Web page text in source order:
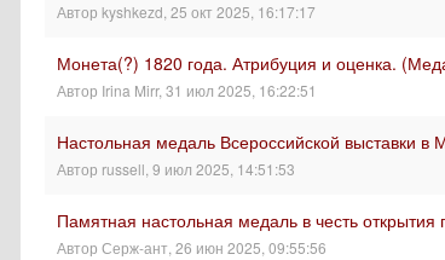
Автор kyshkezd 25 окт 2025, 16:17:17
Монета(?) 1820 года. Атрибуция и оценка.
Автор Irina Mirr, 31 июл 2025, 16:22:51
Настольная медаль Всероссийской выставки
Автор russell 9 июл 2025, 14:51:53
Памятная настольная медаль в честь
Автор Серж-ант 26 июн 2025, 09:55:56